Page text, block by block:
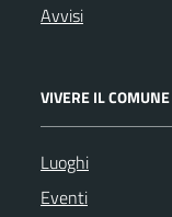
Avvisi
VIVERE IL COMUNE
Luoghi
Eventi